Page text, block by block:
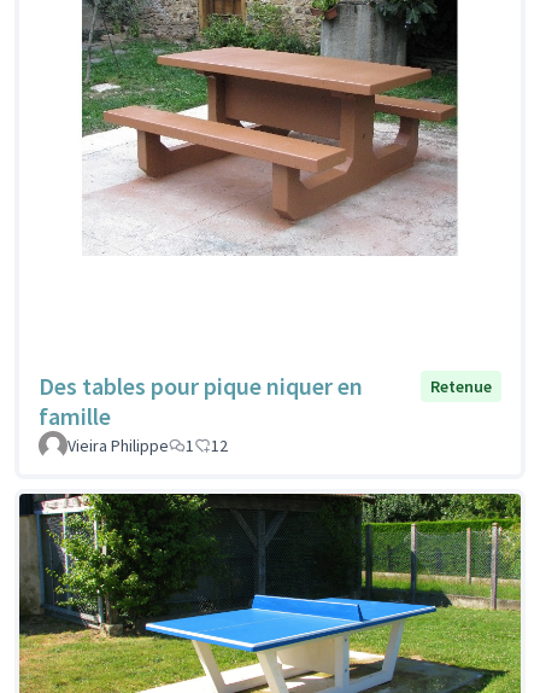
Des tables pour pique niquer en
famille
Retenue
Vieira Philippe 1 12